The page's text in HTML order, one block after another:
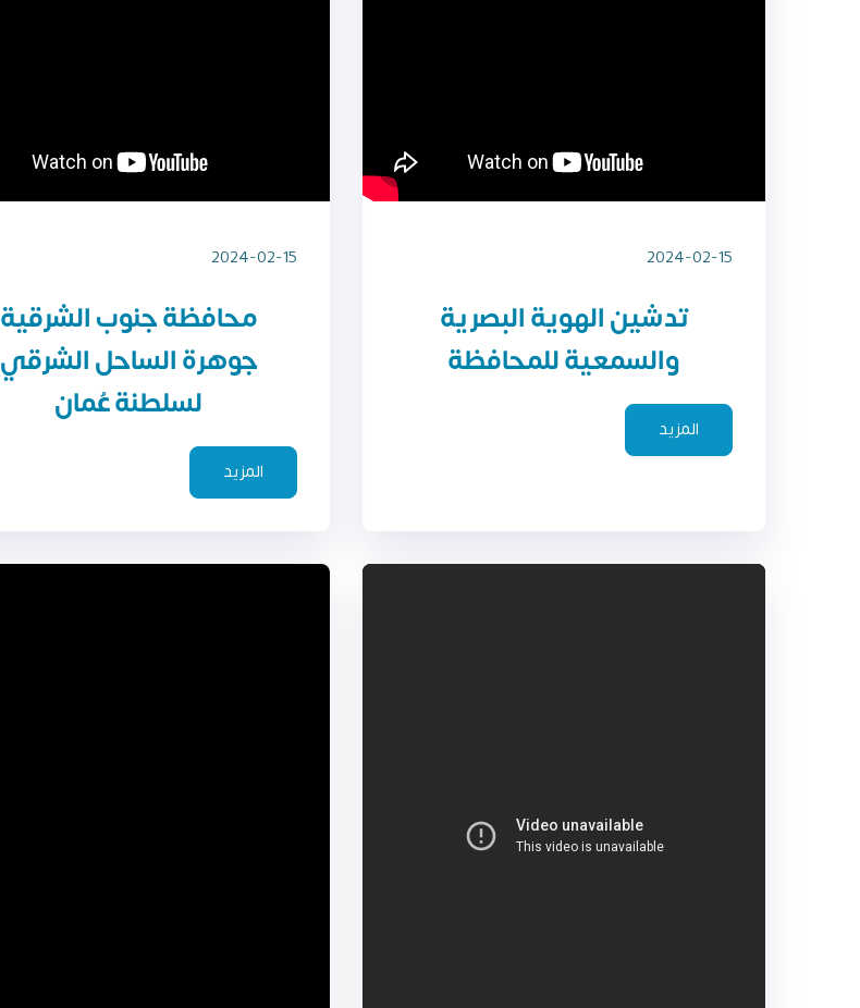
2024-02-15
تدشين الهوية البصرية
والسمعية للمحافظة
المزيد
2024-02-15
محافظة جنوب الشرقية
جوهرة الساحل الشرقي
لسلطنة عُمان
المزيد